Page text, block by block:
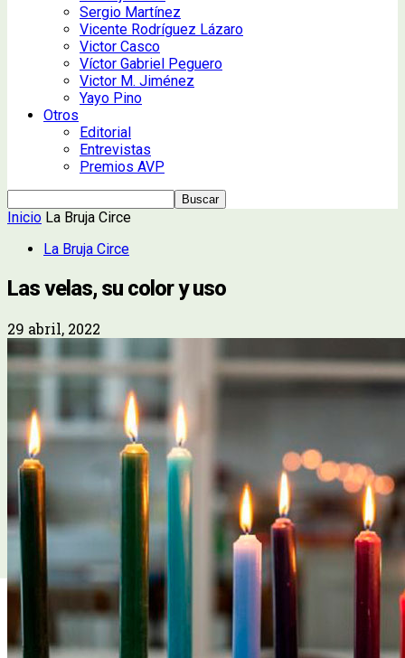
Sergio Martínez
Vicente Rodríguez Lázaro
Victor Casco
Víctor Gabriel Peguero
Victor M. Jiménez
Yayo Pino
Otros
Editorial
Entrevistas
Premios AVP
Inicio La Bruja Circe
La Bruja Circe
Las velas, su color y uso
29 abril, 2022